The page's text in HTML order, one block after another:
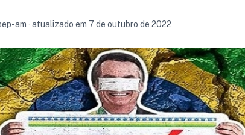
am · atualizado em 7 de outubro de 2022